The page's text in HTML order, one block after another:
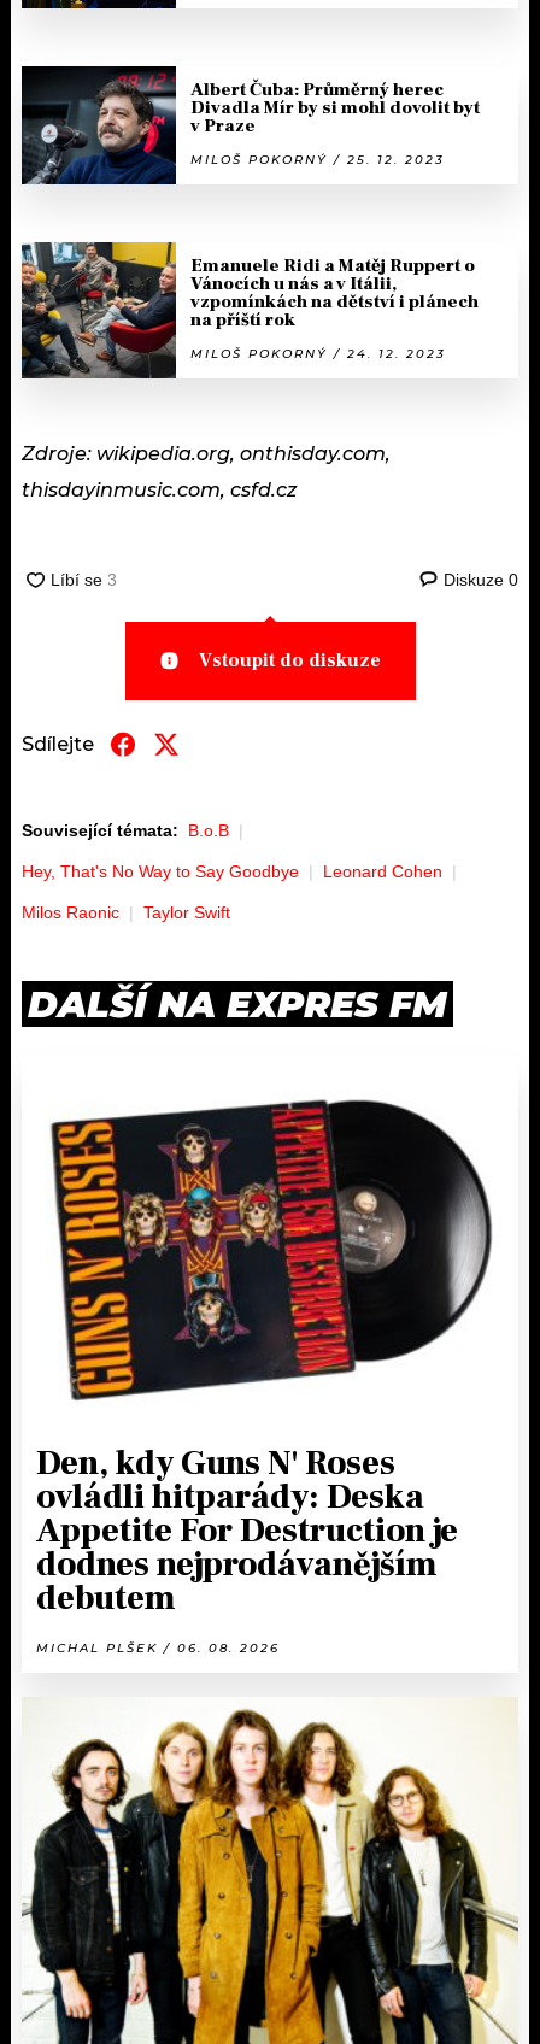
Albert Čuba: Průměrný herec
Divadla Mír by si mohl dovolit byt
v Praze
MILOŠ POKORNÝ / 25. 12. 2023
Emanuele Ridi a Matěj Ruppert o
Vánocích u nás a v Itálii,
vzpomínkách na dětství i plánech
na příští rok
MILOŠ POKORNÝ / 24. 12. 2023
Zdroje: wikipedia.org, onthisday.com,
thisdayinmusic.com, csfd.cz
Diskuze 0
Vstoupit do diskuze
Sdílejte
Související témata: B.o.B
Hey, That's No Way to Say Goodbye Leonard Cohen
Milos Raonic Taylor Swift
DALŠÍ NA EXPRES FM
Den, kdy Guns N' Roses
ovládli hitparády: Deska
Appetite For Destruction je
dodnes nejprodávanějším
debutem
MICHAL PLŠEK / 06. 08. 2026